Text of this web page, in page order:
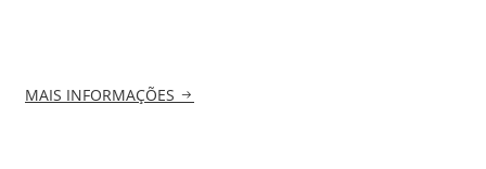
MAIS INFORMAÇÕES